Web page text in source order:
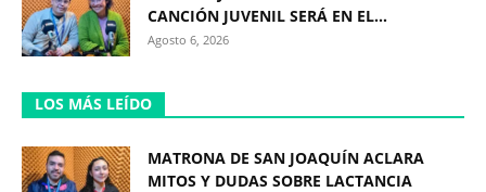
CANCIÓN JUVENIL SERÁ EN EL...
Agosto 6, 2026
LOS MÁS LEÍDO
MATRONA DE SAN JOAQUÍN ACLARA
MITOS Y DUDAS SOBRE LACTANCIA